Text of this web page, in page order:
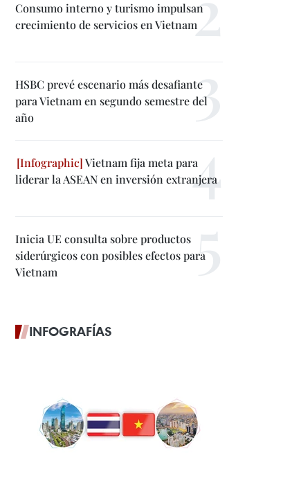
Consumo interno y turismo impulsan
crecimiento de servicios en Vietnam
HSBC prevé escenario más desafiante
para Vietnam en segundo semestre del
año
Vietnam fija meta para
liderar la ASEAN en inversión extranjera
Inicia UE consulta sobre productos
siderúrgicos con posibles efectos para
Vietnam
INFOGRAFÍAS